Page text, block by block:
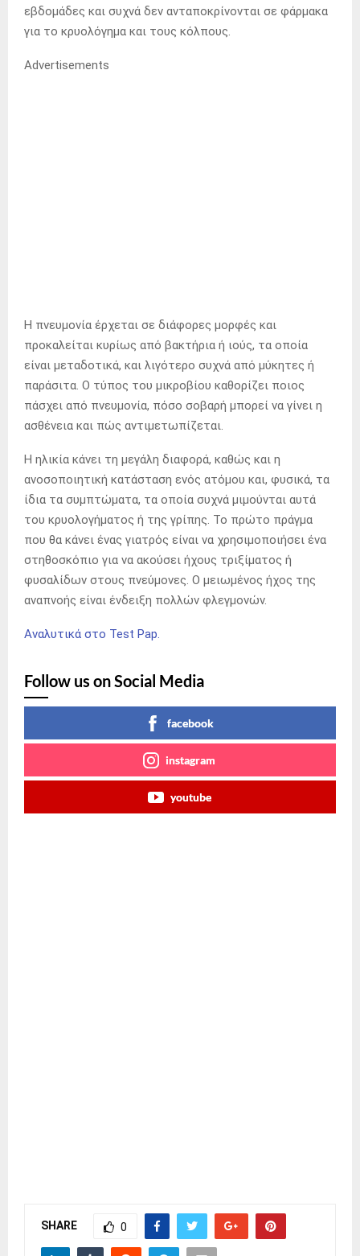
εβδομάδες και συχνά δεν ανταποκρίνονται σε φάρμακα
για το κρυολόγημα και τους κόλπους.
Advertisements
Η πνευμονία έρχεται σε διάφορες μορφές και
προκαλείται κυρίως από βακτήρια ή ιούς, τα οποία
είναι μεταδοτικά, και λιγότερο συχνά από μύκητες ή
παράσιτα. Ο τύπος του μικροβίου καθορίζει ποιος
πάσχει από πνευμονία, πόσο σοβαρή μπορεί να γίνει η
ασθένεια και πώς αντιμετωπίζεται.
Η ηλικία κάνει τη μεγάλη διαφορά, καθώς και η
ανοσοποιητική κατάσταση ενός ατόμου και, φυσικά, τα
ίδια τα συμπτώματα, τα οποία συχνά μιμούνται αυτά
του κρυολογήματος ή της γρίπης. Το πρώτο πράγμα
που θα κάνει ένας γιατρός είναι να χρησιμοποιήσει ένα
στηθοσκόπιο για να ακούσει ήχους τριξίματος ή
φυσαλίδων στους πνεύμονες. Ο μειωμένος ήχος της
αναπνοής είναι ένδειξη πολλών φλεγμονών.
Αναλυτικά στο Test Pap.
Follow us on Social Media
facebook
instagram
youtube
SHARE 0